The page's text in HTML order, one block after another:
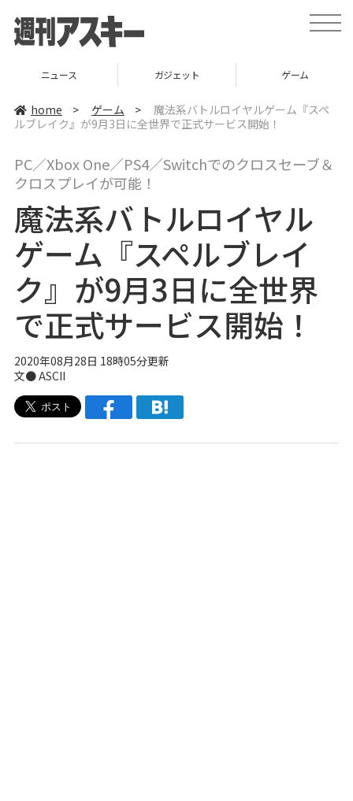
t
o
v
t
i
ガジェット ゲーム グルメ
home > ゲーム >
魔法系バトルロイヤルゲーム『スペ
ルブレイク』が9月3日に全世界で正式サービス開始！
PC／Xbox One／PS4／Switchでのクロスセーブ＆
クロスプレイが可能！
魔法系バトルロイヤル
ゲーム『スペルブレイ
ク』が9月3日に全世界
で正式サービス開始！
2020年08月28日 18時05分更新
文● ASCII